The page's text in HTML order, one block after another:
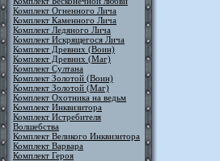
Комплект Огненного Лича
Комплект Каменного Лича
Комплект Ледяного Лича
Комплект Искрящегося Лича
Комплект Древних (Воин)
Комплект Древних (Маг)
Комплект Султана
Комплект Золотой (Воин)
Комплект Золотой (Маг)
Комплект Охотника на ведьм
Комплект Инквизитора
Комплект Истребителя
Волшебства
Комплект Великого Инквизитора
Комплект Варвара
Комплект Героя